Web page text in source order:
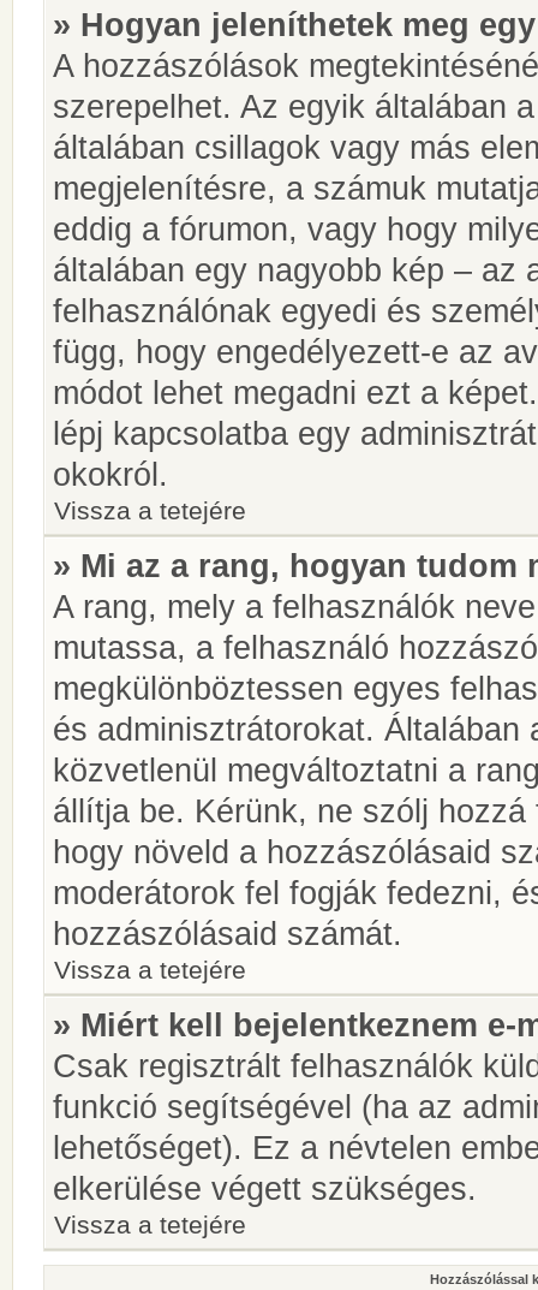
» Hogyan jeleníthetek meg
A hozzászólások
szerepelhet. Az egyik általában
általában csillagok vagy más
megjelenítésre, a számuk
eddig a fórumon, vagy hogy
általában egy nagyobb kép – az
felhasználónak egyedi és
függ, hogy engedélyezett-e az
módot lehet megadni ezt a
lépj kapcsolatba egy
okokról.
Vissza a tetejére
» Mi az a rang, hogyan tudom
A rang, mely a felhasználók
mutassa, a felhasználó
megkülönböztessen egyes
és adminisztrátorokat. Általában
közvetlenül megváltoztatni a
állítja be. Kérünk, ne szólj
hogy növeld a hozzászólásaid
moderátorok fel fogják fedezni,
hozzászólásaid számát.
Vissza a tetejére
» Miért kell bejelentkeznem e-
Csak regisztrált felhasználók
funkció segítségével (ha az
lehetőséget). Ez a névtelen
elkerülése végett szükséges.
Vissza a tetejére
Hozzászólással